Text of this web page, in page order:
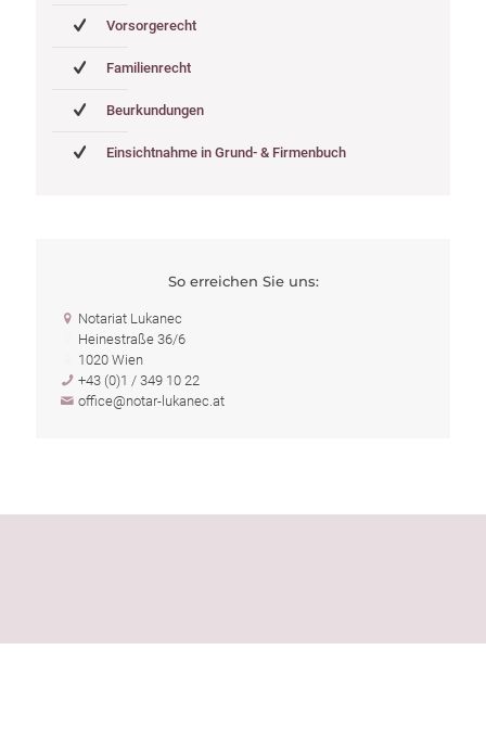
Vorsorgerecht
Familienrecht
Beurkundungen
Einsichtnahme in Grund- & Firmenbuch
So erreichen Sie uns:
Notariat Lukanec
Heinestraße 36/6
1020 Wien
+43 (0)1 / 349 10 22
office@notar-lukanec.at